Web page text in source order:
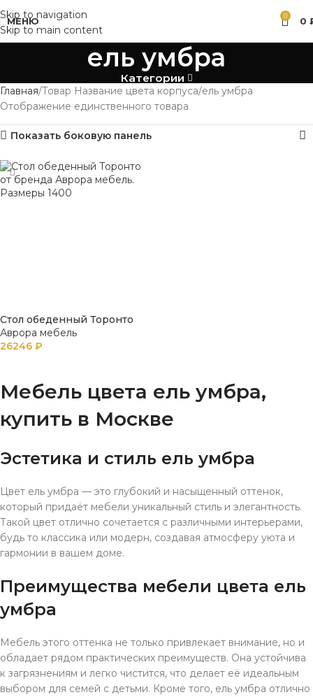
Skip to navigation
Skip to main content
МЕНЮ 0 0
ель умбра
Категории
Главная Товар Название цвета корпуса ель умбра
Отображение единственного товара
Показать боковую панель
Стол обеденный Торонто
Аврора мебель
26246 ₽
Мебель цвета ель умбра,
купить в Москве
Эстетика и стиль ель умбра
Цвет ель умбра — это глубокий и насыщенный оттенок,
который придаёт мебели уникальный стиль и элегантность.
Такой цвет отлично сочетается с различными интерьерами,
будь то классика или модерн, создавая атмосферу уюта и
гармонии в вашем доме.
Преимущества мебели цвета ель
умбра
Мебель этого оттенка не только привлекает внимание, но и
обладает рядом практических преимуществ. Она устойчива
к загрязнениям и легко чистится, что делает её идеальным
выбором для семей с детьми. Кроме того, ель умбра отлично